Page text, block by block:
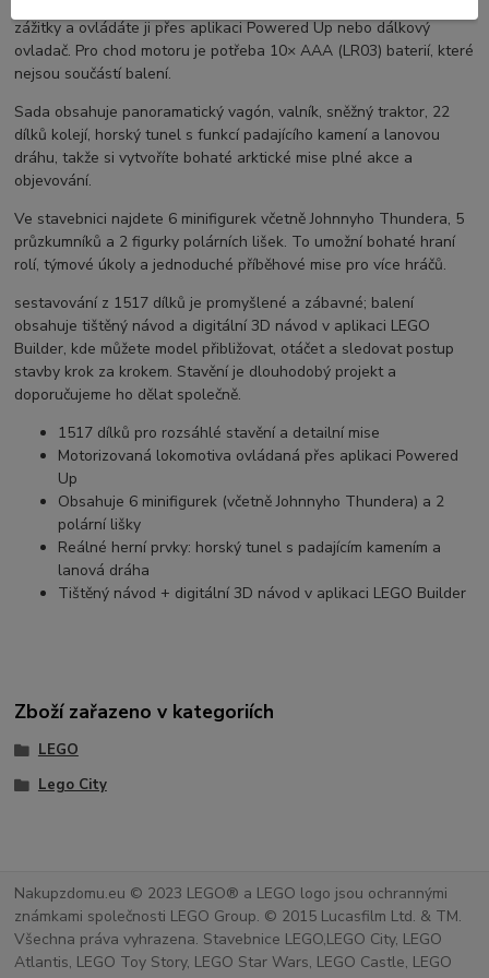
zážitky a ovládáte ji přes aplikaci Powered Up nebo dálkový
ovladač. Pro chod motoru je potřeba 10× AAA (LR03) baterií, které
nejsou součástí balení.
Sada obsahuje panoramatický vagón, valník, sněžný traktor, 22
dílků kolejí, horský tunel s funkcí padajícího kamení a lanovou
dráhu, takže si vytvoříte bohaté arktické mise plné akce a
objevování.
Ve stavebnici najdete 6 minifigurek včetně Johnnyho Thundera, 5
průzkumníků a 2 figurky polárních lišek. To umožní bohaté hraní
rolí, týmové úkoly a jednoduché příběhové mise pro více hráčů.
sestavování z 1517 dílků je promyšlené a zábavné; balení
obsahuje tištěný návod a digitální 3D návod v aplikaci LEGO
Builder, kde můžete model přibližovat, otáčet a sledovat postup
stavby krok za krokem. Stavění je dlouhodobý projekt a
doporučujeme ho dělat společně.
1517 dílků pro rozsáhlé stavění a detailní mise
Motorizovaná lokomotiva ovládaná přes aplikaci Powered
Up
Obsahuje 6 minifigurek (včetně Johnnyho Thundera) a 2
polární lišky
Reálné herní prvky: horský tunel s padajícím kamením a
lanová dráha
Tištěný návod + digitální 3D návod v aplikaci LEGO Builder
Zboží zařazeno v kategoriích
LEGO
Lego City
Nakupzdomu.eu © 2023 LEGO® a LEGO logo jsou ochrannými
známkami společnosti LEGO Group. © 2015 Lucasfilm Ltd. & TM.
Všechna práva vyhrazena. Stavebnice LEGO,LEGO City, LEGO
Atlantis, LEGO Toy Story, LEGO Star Wars, LEGO Castle, LEGO